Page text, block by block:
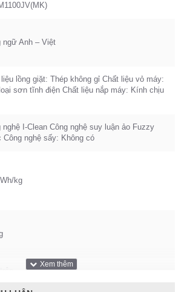
ngữ Anh – Việt
lồng giặt: Thép không gỉ Chất liệu vỏ máy:
sơn tĩnh điện Chất liệu nắp máy: Kính chịu
nghệ I-Clean Công nghệ suy luận ảo Fuzzy
Công nghệ sấy: Không có
kg